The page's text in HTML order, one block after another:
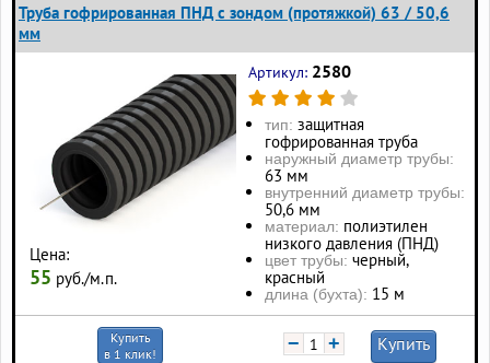
Труба гофрированная ПНД с зондом (протяжкой) 63 / 50,6
мм
Цена:
55 руб./м.п.
Артикул: 2580
тип: защитная
гофрированная труба
наружный диаметр трубы:
63 мм
внутренний диаметр трубы:
50,6 мм
материал: полиэтилен
низкого давления (ПНД)
цвет трубы: черный,
красный
длина (бухта): 15 м
Купить
в 1 клик!
− + Купить